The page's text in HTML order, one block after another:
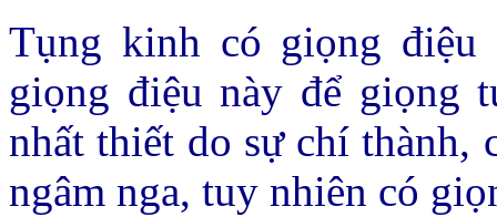
Tụng kinh có giọng điệu
giọng điệu này để giọng
nhất thiết do sự chí thành,
ngâm nga, tuy nhiên có